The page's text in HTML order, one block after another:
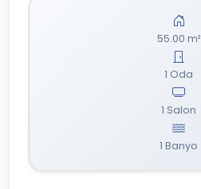
55.00 m²
1 Oda
1 Salon
1 Banyo